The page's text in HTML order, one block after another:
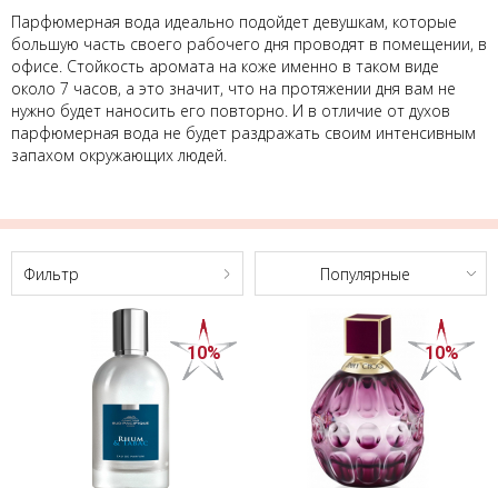
НОВИНКИ
СЕРВИСЫ
Парфюмерная вода идеально подойдет девушкам, которые
большую часть своего рабочего дня проводят в помещении, в
офисе. Стойкость аромата на коже именно в таком виде
около 7 часов, а это значит, что на протяжении дня вам не
нужно будет наносить его повторно. И в отличие от духов
парфюмерная вода не будет раздражать своим интенсивным
запахом окружающих людей.
BASI
COMPTOIR
SUD
PACIFIQUE
FRANCK
ISSEY
Ещё
РЕЗУЛЬТАТЫ
Фильтр Популярные
10% 10%